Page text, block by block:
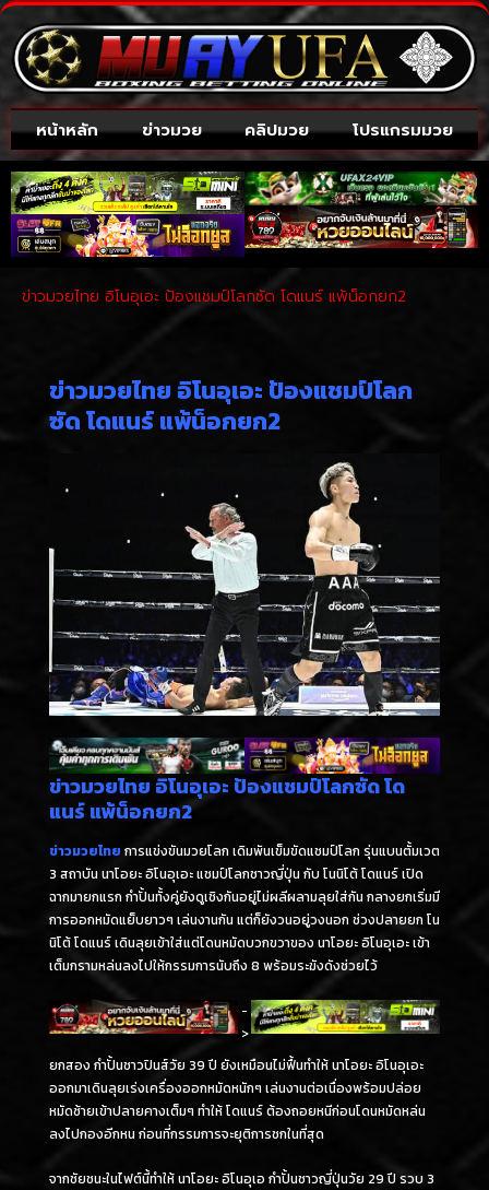
หน้าหลัก ข่าวมวย คลิปมวย โปรแกรมมวย
ข่าวมวยไทย อิโนอุเอะ ป้องแชมป์โลกซัด โดแนร์ แพ้น็อกยก2
ข่าวมวยไทย อิโนอุเอะ ป้องแชมป์โลก
ซัด โดแนร์ แพ้น็อกยก2
ข่าวมวยไทย อิโนอุเอะ ป้องแชมป์โลกซัด โด
แนร์ แพ้น็อกยก2
ข่าวมวยไทย การแข่งขันมวยโลก เดิมพันเข็มขัดแชมป์โลก รุ่นแบนตั้มเวต
3 สถาบัน นาโอยะ อิโนอุเอะ แชมป์โลกชาวญี่ปุ่น กับ โนนิโต้ โดแนร์ เปิด
ฉากมายกแรก กำปั้นทั้งคู่ยังดูเชิงกันอยู่ไม่ผลีผลามลุยใส่กัน กลางยกเริ่มมี
การออกหมัดแย็บยาวๆ เล่นงานกัน แต่ก็ยังวนอยู่วงนอก ช่วงปลายยก โน
นิโต้ โดแนร์ เดินลุยเข้าใส่แต่โดนหมัดบวกขวาของ นาโอยะ อิโนอุเอะ เข้า
เต็มกรามหล่นลงไปให้กรรมการนับถึง 8 พร้อมระฆังดังช่วยไว้
-
>
ยกสอง กำปั้นชาวปินส์วัย 39 ปี ยังเหมือนไม่ฟื้นทำให้ นาโอยะ อิโนอุเอะ
ออกมาเดินลุยเร่งเครื่องออกหมัดหนักๆ เล่นงานต่อเนื่องพร้อมปล่อย
หมัดซ้ายเข้าปลายคางเต็มๆ ทำให้ โดแนร์ ต้องถอยหนีก่อนโดนหมัดหล่น
ลงไปกองอีกหน ก่อนที่กรรมการจะยุติการชกในที่สุด
จากชัยชนะในไฟต์นี้ทำให้ นาโอยะ อิโนอุเอ กำปั้นชาวญี่ปุ่นวัย 29 ปี รวบ 3